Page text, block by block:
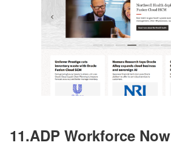
11.ADP Workforce Now